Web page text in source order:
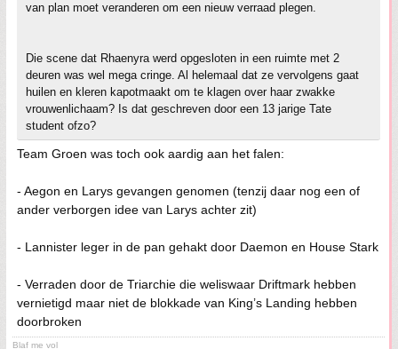
van plan moet veranderen om een nieuw verraad plegen.
Die scene dat Rhaenyra werd opgesloten in een ruimte met 2
deuren was wel mega cringe. Al helemaal dat ze vervolgens gaat
huilen en kleren kapotmaakt om te klagen over haar zwakke
vrouwenlichaam? Is dat geschreven door een 13 jarige Tate
student ofzo?
Team Groen was toch ook aardig aan het falen:
- Aegon en Larys gevangen genomen (tenzij daar nog een of
ander verborgen idee van Larys achter zit)
- Lannister leger in de pan gehakt door Daemon en House Stark
- Verraden door de Triarchie die weliswaar Driftmark hebben
vernietigd maar niet de blokkade van King’s Landing hebben
doorbroken
Blaf me vol